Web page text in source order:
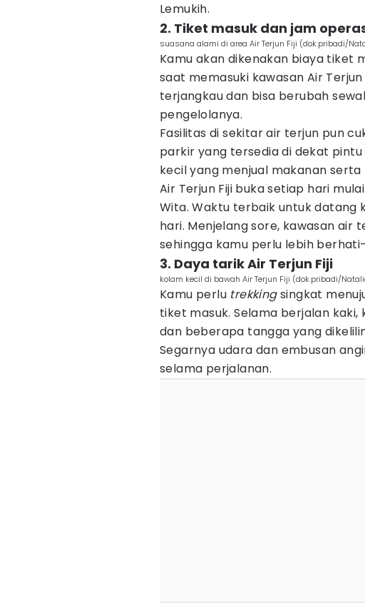
Lemukih.
2. Tiket masuk dan jam
suasana alami di area Air Terjun Fiji (dok.pribadi/
Kamu akan dikenakan biaya tiket
saat memasuki kawasan Air
terjangkau dan bisa berubah
pengelolanya.
Fasilitas di sekitar air terjun pun
parkir yang tersedia di dekat
kecil yang menjual makanan serta
Air Terjun Fiji buka setiap hari
Wita. Waktu terbaik untuk datang
hari. Menjelang sore, kawasan air
sehingga kamu perlu lebih
3. Daya tarik Air Terjun Fiji
kolam kecil di bawah Air Terjun Fiji (dok.pribadi/
Kamu perlu trekkingsingkat
tiket masuk. Selama berjalan
dan beberapa tangga yang
Segarnya udara dan embusan
selama perjalanan.